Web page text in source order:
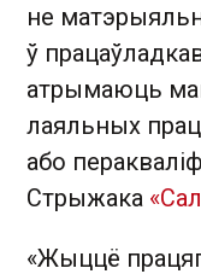
не
ў
атрымаюць
лаяльных
або
Стрыжака
«Жыццё